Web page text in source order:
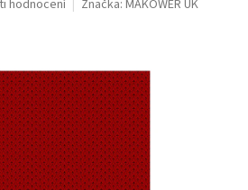
hodnocení Značka: MAKOWER UK